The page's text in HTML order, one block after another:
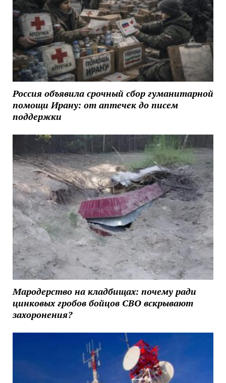
Россия объявила срочный сбор гуманитарной
помощи Ирану: от аптечек до писем
поддержки
Мародерство на кладбищах: почему ради
цинковых гробов бойцов СВО вскрывают
захоронения?